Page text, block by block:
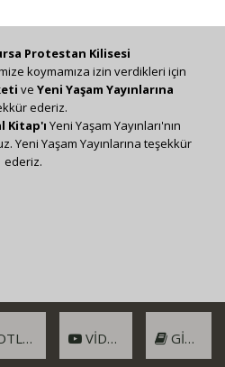
VIDEO GIRIŞ
Protestan Kilisesi
koymamıza izin verdikleri için
ve Yeni Yaşam Yayınlarına
ederiz.
Kitap'ı Yeni Yaşam Yayınları'nın
Yeni Yaşam Yayınlarına teşekkür
ederiz.